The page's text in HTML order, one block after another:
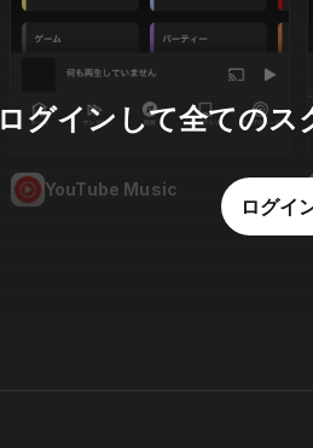
YouTube Music
ログインして全てのス
ログイ